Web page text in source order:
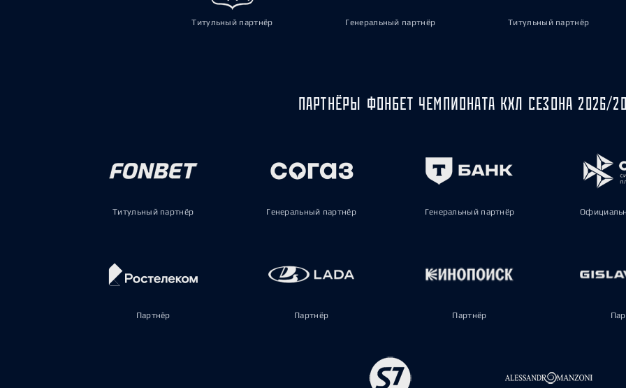
Титульный партнёр Генеральный партнёр Титульный партнёр
ПАРТНЁРЫ ФОНБЕТ ЧЕМПИОНАТА КХЛ СЕЗОНА 2026/
Титульный партнёр Генеральный партнёр Генеральный партнёр
Партнёр Партнёр Партнёр